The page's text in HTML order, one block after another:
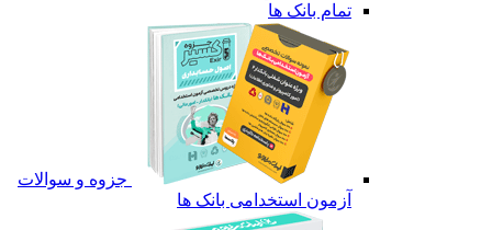
تمام بانک ها
جزوه و سوالات
آزمون استخدامی بانک ها